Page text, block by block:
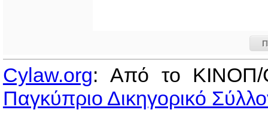
Cylaw.org: Από το
Παγκύπριο Δικηγορικό